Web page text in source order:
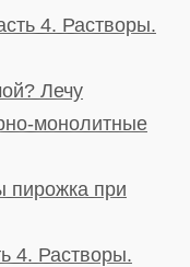
4. Растворы.
Лечу
монолитные
пирожка при
4. Растворы.